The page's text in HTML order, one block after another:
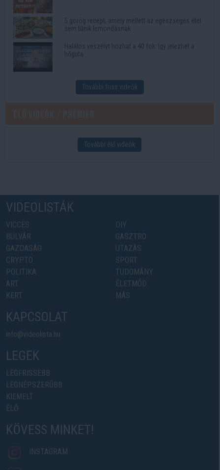
5 görög recept, amely mellett az egészséges étel
sem tűnik lemondásnak
Halálos veszélyt hozhat a 40 fok: így jelezhet a
hőguta
További friss videók
További élő videók
VIDEOLISTÁK
VICCES
BULVÁR
GAZDASÁG
CRYPTO
POLITIKA
ART
KERT
DIY
GASZTRO
UTAZÁS
SPORT
TUDOMÁNY
ÉLETMÓD
MÁS
KAPCSOLAT
info@videolista.hu
LEGEK
LEGFRISSEBB
LEGNÉPSZERŰBB
KIEMELT
ÉLŐ
KÖVESS MINKET!
INSTAGRAM